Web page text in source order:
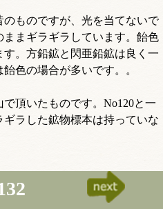
ものですが、光を当てないで
まギラギラしています。飴色
。方鉛鉱と閃亜鉛鉱は良く一
色の場合が多いです。。
頂いたものです。No120と一
ラした鉱物標本は持っていな